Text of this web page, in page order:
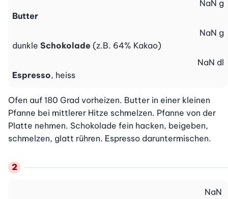
Butter
NaN g
dunkle Schokolade (z.B. 64% Kakao)
NaN g
Espresso, heiss
NaN dl
Ofen auf 180 Grad vorheizen. Butter in einer kleinen
Pfanne bei mittlerer Hitze schmelzen. Pfanne von der
Platte nehmen. Schokolade fein hacken, beigeben,
schmelzen, glatt rühren. Espresso daruntermischen.
NaN